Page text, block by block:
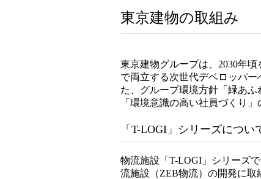
東京建物の取組み
東京建物グループは、2030年
で両立する次世代デベロッパ
た、グループ環境方針「緑あ
「環境意識の高い社員づくり
「T-LOGI」シリーズについ
物流施設「T-LOGI」シリーズ
流施設（ZEB物流）の開発に取